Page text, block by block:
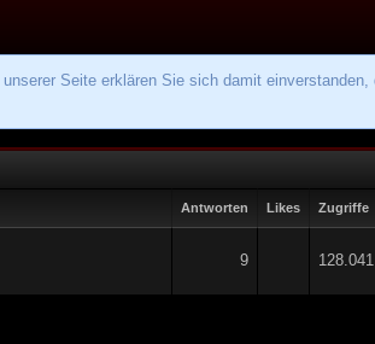
Seite erklären Sie sich damit
Antworten Likes Zugriffe
9 128.041